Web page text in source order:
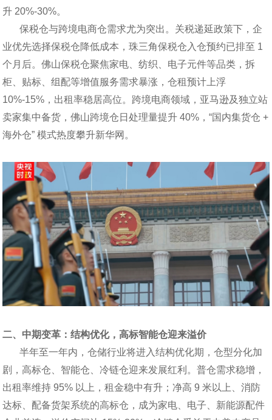
升 20%-30%。
保税仓与跨境电商仓需求尤为突出。关税递延政策下，企
业优先选择保税仓降低成本，珠三角保税仓入仓预约已排至 1
个月后。佛山保税仓聚焦家电、纺织、电子元件等品类，拆
柜、贴标、组配等增值服务需求暴涨，仓租预计上浮
10%-15%，出租率稳居高位。跨境电商领域，亚马逊及独立站
卖家集中备货，佛山跨境仓日处理量提升 40%，“国内集货仓 +
海外仓” 模式热度攀升新华网。
二、中期变革：结构优化，高标智能仓迎来溢价
半年至一年内，仓储行业将进入结构优化期，仓型分化加
剧，高标仓、智能仓、冷链仓迎来发展红利。普仓需求稳增，
出租率维持 95% 以上，租金稳中有升；净高 9 米以上、消防
达标、配备货架系统的高标仓，成为家电、电子、新能源配件